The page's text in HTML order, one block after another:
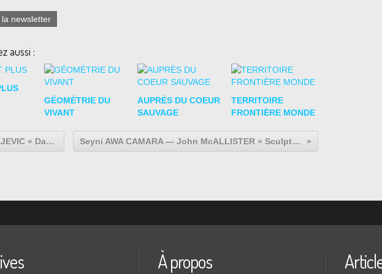
newsletter
aussi :
GÉOMÉTRIE DU
VIVANT
AUPRÈS DU COEUR
SAUVAGE
TERRITOIRE
FRONTIÈRE MONDE
Maja BAJEVIC « Damaged Goods » Seyni AWA CAMARA — John McALLISTER « Sculpting Earth, Painting Sensations »
À propos